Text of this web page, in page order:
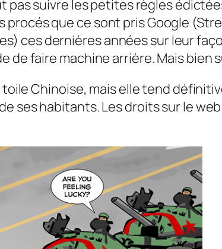
pas suivre les petites règles
que ce sont pris Google
ces dernières années sur leur
de faire machine arrière. Mais bien
toile Chinoise, mais elle tend
ses habitants. Les droits sur le